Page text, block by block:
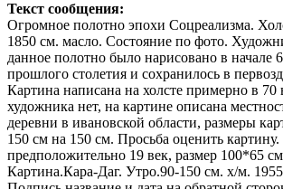
Текст сообщения:
Огромное полотно эпохи Соцреализма.
1850 см. масло. Состояние по фото.
данное полотно было нарисовано в начале
прошлого столетия и сохранилось в
Картина написана на холсте примерно в
художника нет, на картине описана
деревни в ивановской области, размеры
150 см на 150 см. Просьба оценить
предположительно 19 век, размер 100*65 см
Картина.Кара-Даг. Утро.90-150 см. х/м.